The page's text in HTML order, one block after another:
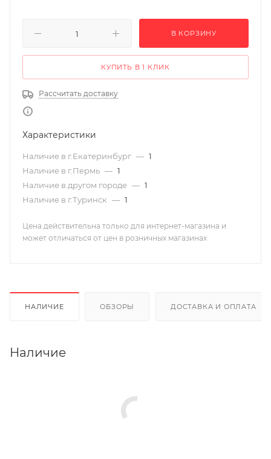
В КОРЗИНУ
КУПИТЬ В 1 КЛИК
Рассчитать доставку
Характеристики
Наличие в г.Екатеринбург — 1
Наличие в г.Пермь — 1
Наличие в другом городе — 1
Наличие в г.Туринск — 1
Цена действительна только для интернет-магазина и
может отличаться от цен в розничных магазинах
НАЛИЧИЕ ОБЗОРЫ ДОСТАВКА И ОПЛАТА
Наличие